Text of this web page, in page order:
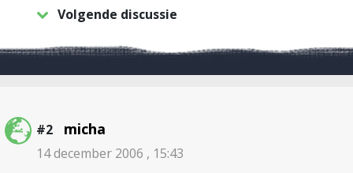
Volgende discussie
#2 micha
14 december 2006 , 15:43